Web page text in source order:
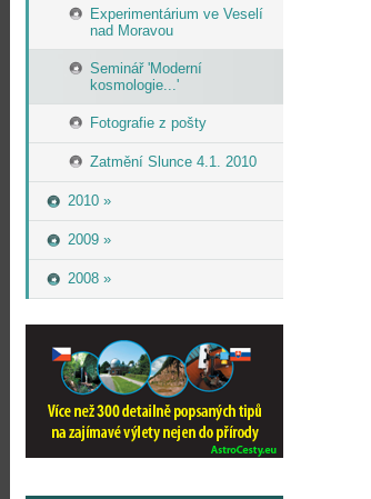
Experimentárium ve Veselí
nad Moravou
Seminář 'Moderní
kosmologie...'
Fotografie z pošty
Zatmění Slunce 4.1. 2010
2010 »
2009 »
2008 »